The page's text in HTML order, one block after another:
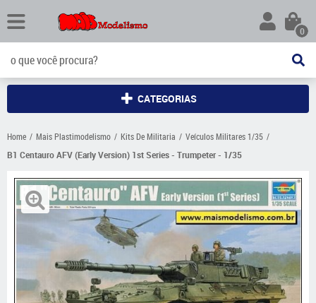
0
CATEGORIAS
Home Mais Plastimodelismo Kits De Militaria
Veículos Militares 1/35
B1 Centauro AFV (Early Version) 1st Series - Trumpeter - 1/35